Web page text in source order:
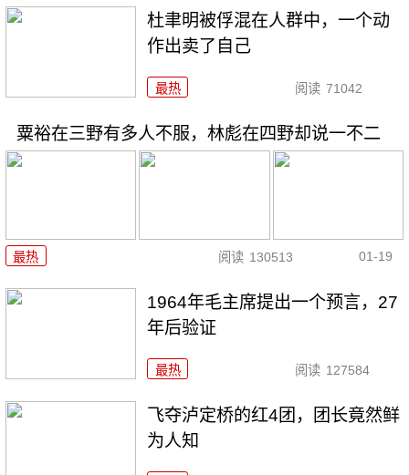
杜聿明被俘混在人群中，一个动
作出卖了自己
最热 阅读 71042
粟裕在三野有多人不服，林彪在四野却说一不二
最热 阅读 130513 01-19
1964年毛主席提出一个预言，27
年后验证
最热 阅读 127584
飞夺泸定桥的红4团，团长竟然鲜
为人知